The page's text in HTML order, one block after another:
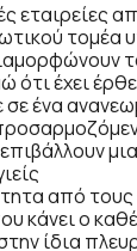
εταιρείες
τομέα
ότι έχει
ένα
μια
από τους
κάνει ο
ίδια